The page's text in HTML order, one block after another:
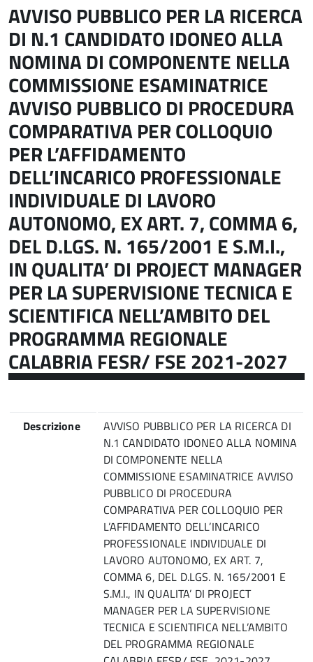
AVVISO PUBBLICO PER LA RICERCA
DI N.1 CANDIDATO IDONEO ALLA
NOMINA DI COMPONENTE NELLA
COMMISSIONE ESAMINATRICE
AVVISO PUBBLICO DI PROCEDURA
COMPARATIVA PER COLLOQUIO
PER L’AFFIDAMENTO
DELL’INCARICO PROFESSIONALE
INDIVIDUALE DI LAVORO
AUTONOMO, EX ART. 7, COMMA 6,
DEL D.LGS. N. 165/2001 E S.M.I.,
IN QUALITA’ DI PROJECT MANAGER
PER LA SUPERVISIONE TECNICA E
SCIENTIFICA NELL’AMBITO DEL
PROGRAMMA REGIONALE
CALABRIA FESR/ FSE 2021-2027
Descrizione
AVVISO PUBBLICO PER LA RICERCA DI
N.1 CANDIDATO IDONEO ALLA NOMINA
DI COMPONENTE NELLA
COMMISSIONE ESAMINATRICE AVVISO
PUBBLICO DI PROCEDURA
COMPARATIVA PER COLLOQUIO PER
L’AFFIDAMENTO DELL’INCARICO
PROFESSIONALE INDIVIDUALE DI
LAVORO AUTONOMO, EX ART. 7,
COMMA 6, DEL D.LGS. N. 165/2001 E
S.M.I., IN QUALITA’ DI PROJECT
MANAGER PER LA SUPERVISIONE
TECNICA E SCIENTIFICA NELL’AMBITO
DEL PROGRAMMA REGIONALE